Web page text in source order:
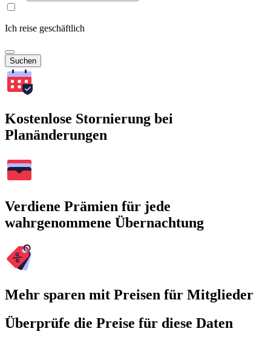
Ich reise geschäftlich
Suchen
Kostenlose Stornierung bei
Planänderungen
Verdiene Prämien für jede
wahrgenommene Übernachtung
Mehr sparen mit Preisen für Mitglieder
Überprüfe die Preise für diese Daten